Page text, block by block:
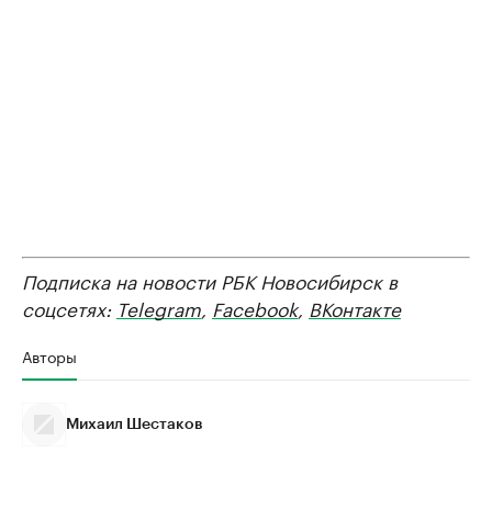
Подписка на новости РБК Новосибирск в
соцсетях: Telegram Facebook, ВКонтакте
Авторы
Михаил Шестаков